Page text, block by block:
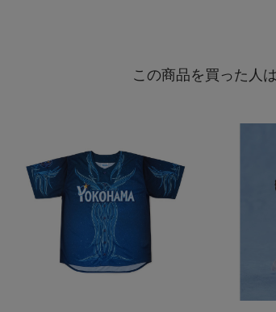
この商品を買った人